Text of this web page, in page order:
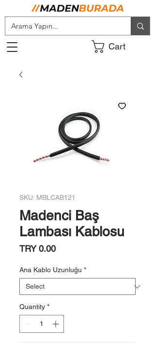
Cart
SKU: MBLCAB121
Madenci Baş
Lambası Kablosu
TRY 0.00Price
Ana Kablo Uzunluğu *
Quantity *